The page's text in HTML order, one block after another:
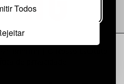
Todos